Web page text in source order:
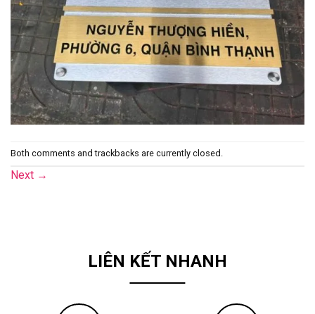
Both comments and trackbacks are currently closed.
Next →
LIÊN KẾT NHANH